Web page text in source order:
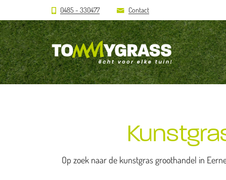
0485 - 330477 Contact
Op zoek naar de kunstgras groothandel in